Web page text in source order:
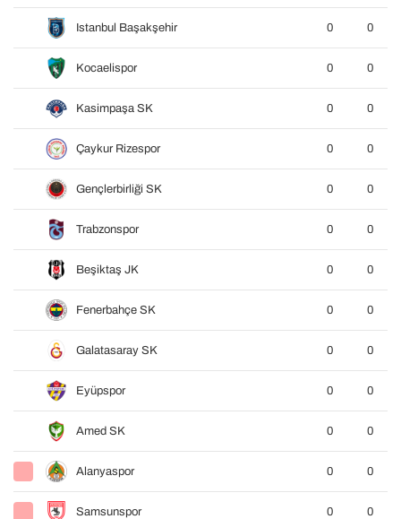
Istanbul Başakşehir 0 0
Kocaelispor 0 0
Kasimpaşa SK 0 0
Çaykur Rizespor 0 0
Gençlerbirliği SK 0 0
Trabzonspor 0 0
Beşiktaş JK 0 0
Fenerbahçe SK 0 0
Galatasaray SK 0 0
Eyüpspor 0 0
Amed SK 0 0
Alanyaspor 0 0
Samsunspor 0 0